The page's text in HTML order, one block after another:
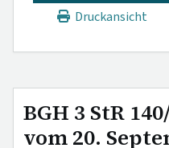
Druckansicht
BGH 3 StR
vom 20.